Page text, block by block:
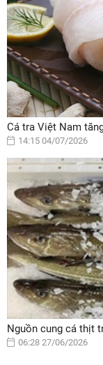
Cá tra Việt Nam
14:15 04/07/2026
Nguồn cung cá thịt
06:28 27/06/2026